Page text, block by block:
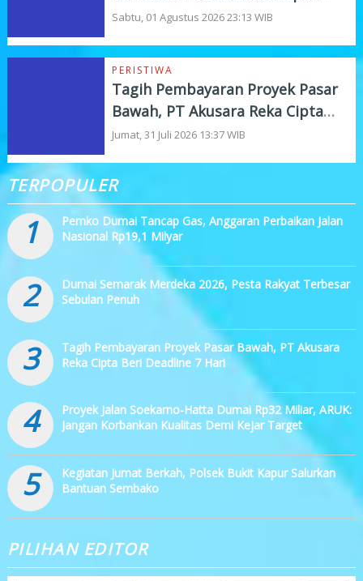
Gelar KRYD
Sabtu, 01 Agustus 2026 23:13 WIB
PERISTIWA
Tagih Pembayaran Proyek Pasar
Bawah, PT Akusara Reka Cipta
Beri Deadline 7 Hari
Jumat, 31 Juli 2026 13:37 WIB
TERPOPULER
1
Pemko Dumai Tancap Gas, Anggaran Perbaikan Jalan
Nasional Rp19,1 Milyar
2
Dumai Semarak Merdeka 2026, Pesta Rakyat Terbesar
Sebulan Penuh
3
Tagih Pembayaran Proyek Pasar Bawah, PT Akusara
Reka Cipta Beri Deadline 7 Hari
4
Proyek Jalan Soekarno-Hatta Dumai Rp32 Miliar, ARUK:
Jangan Korbankan Kualitas Demi Kejar Target
5
Kegiatan Jumat Berkah, Polsek Bukit Kapur Salurkan
Bantuan Sembako
PILIHAN EDITOR